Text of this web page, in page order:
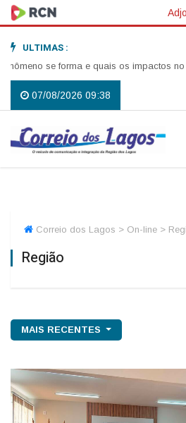
ULTIMAS :
e quais os impactos no estadoUma
07/08/2026 09:38
Correio dos Lagos > On-line >
Região
MAIS RECENTES